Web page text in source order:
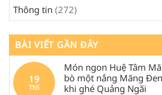
Thông tin (272)
BÀI VIẾT GẦN ĐÂY
19
Th5
Món ngon Huệ Tâm
bò một nắng Măng
khi ghé Quảng Ngãi